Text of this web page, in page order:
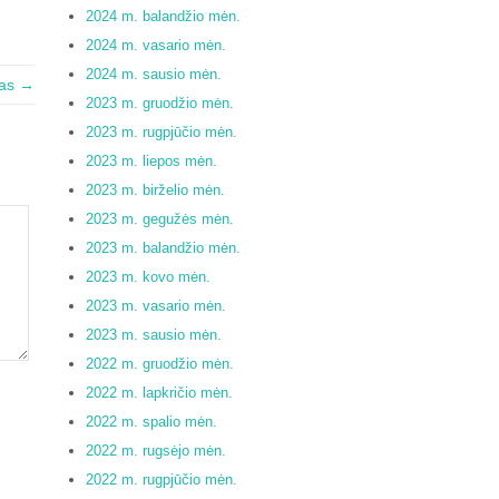
→
2024 m. balandžio mėn.
2024 m. vasario mėn.
2024 m. sausio mėn.
2023 m. gruodžio mėn.
2023 m. rugpjūčio mėn.
2023 m. liepos mėn.
2023 m. birželio mėn.
2023 m. gegužės mėn.
2023 m. balandžio mėn.
2023 m. kovo mėn.
2023 m. vasario mėn.
2023 m. sausio mėn.
2022 m. gruodžio mėn.
2022 m. lapkričio mėn.
2022 m. spalio mėn.
2022 m. rugsėjo mėn.
2022 m. rugpjūčio mėn.